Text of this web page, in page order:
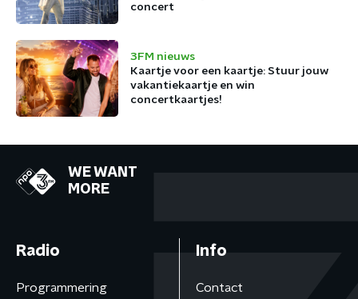
concert
3FM nieuws
Kaartje voor een kaartje: Stuur jouw
vakantiekaartje en win
concertkaartjes!
WE WANT
MORE
Radio
Programmering
Info
Contact